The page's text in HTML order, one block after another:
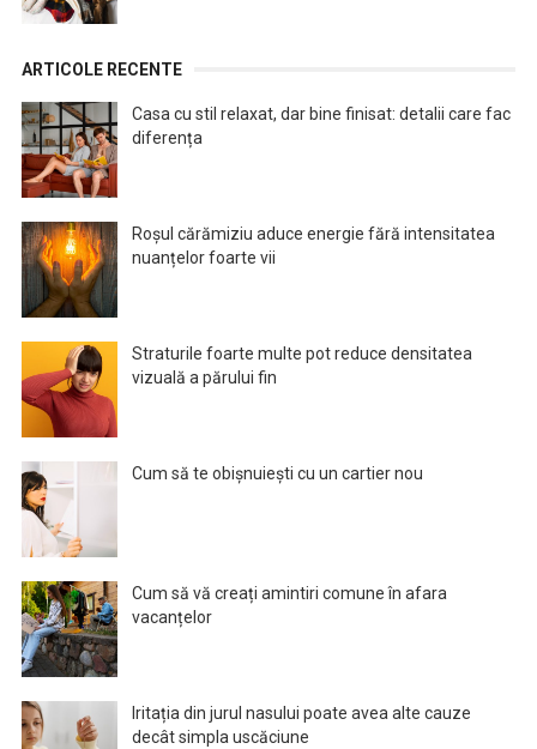
ARTICOLE RECENTE
Casa cu stil relaxat, dar bine finisat: detalii care fac
diferența
Roșul cărămiziu aduce energie fără intensitatea
nuanțelor foarte vii
Straturile foarte multe pot reduce densitatea
vizuală a părului fin
Cum să te obișnuiești cu un cartier nou
Cum să vă creați amintiri comune în afara
vacanțelor
Iritația din jurul nasului poate avea alte cauze
decât simpla uscăciune